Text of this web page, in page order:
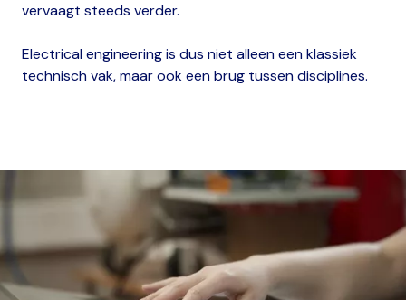
vervaagt steeds verder.
Electrical engineering is dus niet alleen een klassiek
technisch vak, maar ook een brug tussen disciplines.